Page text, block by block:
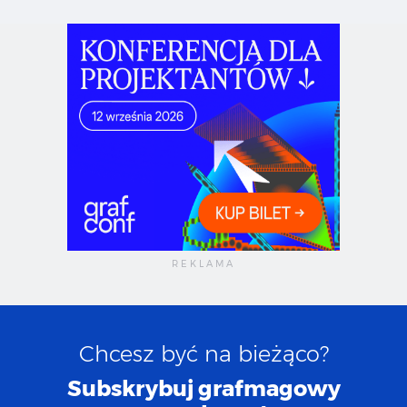
Chcesz być na bieżąco?
Subskrybuj grafmagowy